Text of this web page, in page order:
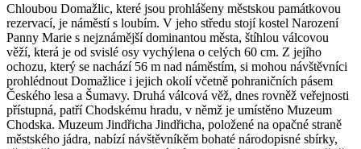
Chloubou Domažlic, které jsou prohlášeny městskou památkovou
rezervací, je náměstí s loubím. V jeho středu stojí kostel Narození
Panny Marie s nejznámější dominantou města, štíhlou válcovou
věží, která je od svislé osy vychýlena o celých 60 cm. Z jejího
ochozu, který se nachází 56 m nad náměstím, si mohou návštěvníci
prohlédnout Domažlice i jejich okolí včetně pohraničních pásem
Českého lesa a Šumavy. Druhá válcová věž, dnes rovněž veřejnosti
přístupná, patří Chodskému hradu, v němž je umístěno Muzeum
Chodska. Muzeum Jindřicha Jindřicha, položené na opačné straně
městského jádra, nabízí návštěvníkěm bohaté národopisné sbírky,